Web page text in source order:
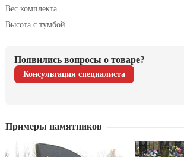
Вес комплекта
Высота с тумбой
Появились вопросы о товаре?
Консультация специалиста
Примеры памятников